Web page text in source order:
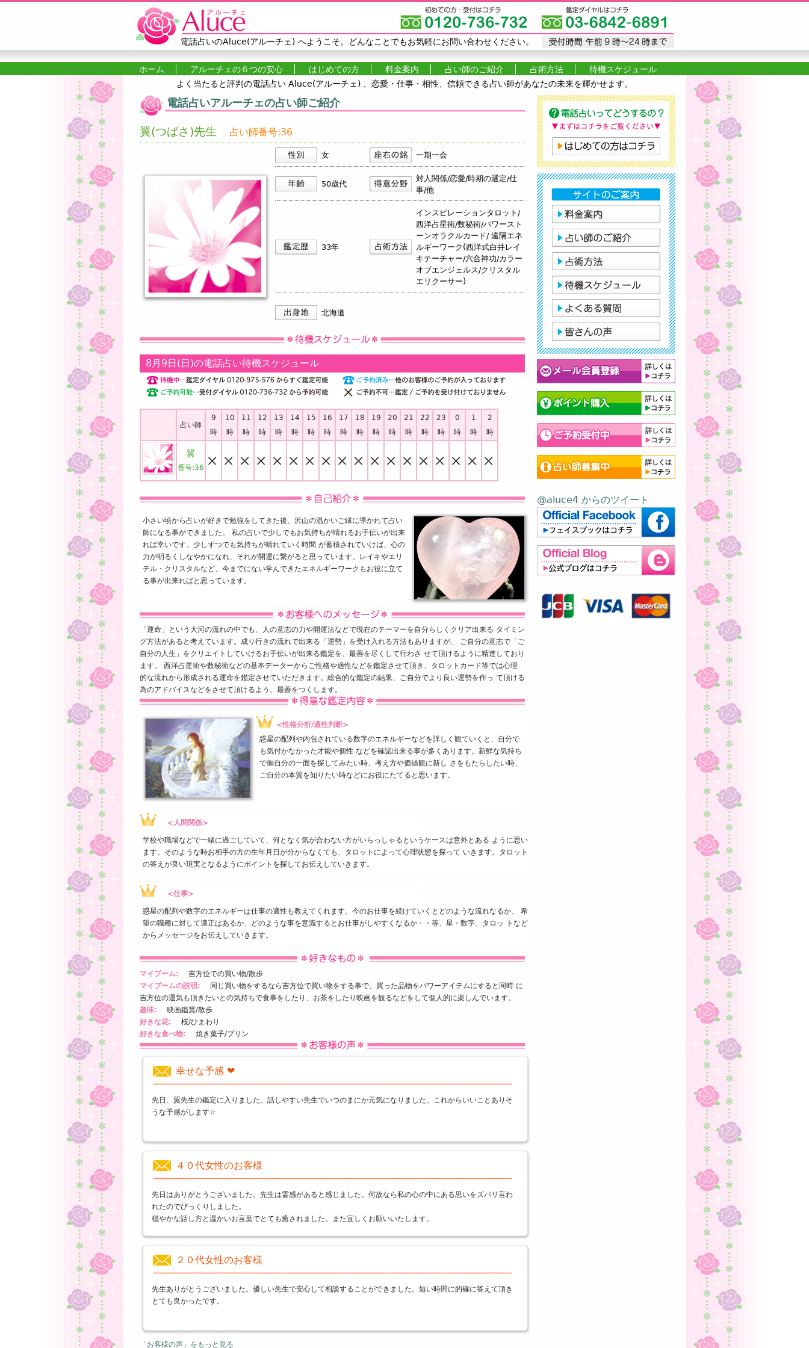
Jump to navigation
電話占いのAluce(アルーチェ) へようこそ。どんなことでもお気軽にお問い合わせください。
メインメニュー
ホーム アルーチェの６つの安心 はじめての方 料金案内 占い師のご紹介 占術方法
待機スケジュール
よく当たると評判の電話占い Aluce(アルーチェ) 、恋愛・仕事・相性、信頼できる占い師があなたの未来を輝かせます。
電話占いアルーチェの占い師ご紹介
翼(つばさ)先生 占い師番号:36
女 一期一会
50歳代
対人関係/恋愛/時期の選定/仕
事/他
33年
インスピレーションタロット/
西洋占星術/数秘術/パワースト
ーンオラクルカード/ 遠隔エネ
ルギーワーク(西洋式白井レイ
キテーチャー/六合神功/カラー
オブエンジェルス/クリスタル
エリクーサー)
北海道
8月9日(日)の電話占い待機スケジュール
占い師
9
時
10
時
11
時
12
時
13
時
14
時
15
時
16
時
17
時
18
時
19
時
20
時
21
時
22
時
23
時
0
時
1
時
2
時
翼
番号:36
小さい頃から占いが好きで勉強をしてきた後、沢山の温かいご縁に導かれて占い
師になる事ができました。 私の占いで少しでもお気持ちが晴れるお手伝いが出来
れば幸いです。少しずつでも気持ちが晴れていく時間 が蓄積されていけば、心の
力が明るくしなやかになれ、それが開運に繋がると思っています。レイキやエリ
テル・クリスタルなど、今までにない学んできたエネルギーワークもお役に立て
る事が出来ればと思っています。
「運命」という大河の流れの中でも、人の意志の力や開運法などで現在のテーマーを自分らしくクリア出来る タイミン
グ方法があると考えています。成り行きの流れで出来る「運勢」を受け入れる方法もありますが、 ご自分の意志で「ご
自分の人生」をクリエイトしていけるお手伝いが出来る鑑定を、最善を尽くして行わさ せて頂けるように精進しており
ます。 西洋占星術や数秘術などの基本データーからご性格や適性などを鑑定させて頂き、タロットカード等では心理
的な流れから形成される運命を鑑定させていただきます。総合的な鑑定の結果、ご自分でより良い運勢を作っ て頂ける
為のアドバイスなどをさせて頂けるよう、最善をつくします。
<性格分析/適性判断>
惑星の配列や内包されている数字のエネルギーなどを詳しく観ていくと、自分で
も気付かなかった才能や個性 などを確認出来る事が多くあります。新鮮な気持ち
で御自分の一面を探してみたい時、考え方や価値観に新し さをもたらしたい時、
ご自分の本質を知りたい時などにお役にたてると思います。
<人間関係>
学校や職場などで一緒に過ごしていて、何となく気が合わない方がいらっしゃるというケースは意外とある ように思い
ます。そのような時お相手の方の生年月日が分からなくても、タロットによって心理状態を探って いきます。タロット
の答えが良い現実となるようにポイントを探してお伝えしていきます。
<仕事>
惑星の配列や数字のエネルギーは仕事の適性も教えてくれます。今のお仕事を続けていくとどのような流れなるか、 希
望の職種に対して適正はあるか、どのような事を意識するとお仕事がしやすくなるか・・等、星・数字、タロッ トなど
からメッセージをお伝えしていきます。
マイブーム:
吉方位での買い物/散歩
マイブームの説明:
同じ買い物をするなら吉方位で買い物をする事で、買った品物をパワーアイテムにすると同時 に
吉方位の運気も頂きたいとの気持ちで食事をしたり、お茶をしたり映画を観るなどをして個人的に楽しんでいます。
趣味:
映画鑑賞/散歩
好きな花:
桜/ひまわり
好きな食べ物:
焼き菓子/プリン
幸せな予感 ❤️
先日、翼先生の鑑定に入りました。話しやすい先生でいつのまにか元気になりました。これからいいことありそ
うな予感がします☆
４０代女性のお客様
先日はありがとうございました。先生は霊感があると感じました。何故なら私の心の中にある思いをズバリ言わ
れたのでびっくりしました。
穏やかな話し方と温かいお言葉でとても癒されました。また宜しくお願いいたします。
２０代女性のお客様
先生ありがとうございました。優しい先生で安心して相談することができました。短い時間に的確に答えて頂き
とても良かったです。
「お客様の声」をもっと見る
@aluce4 からのツイート